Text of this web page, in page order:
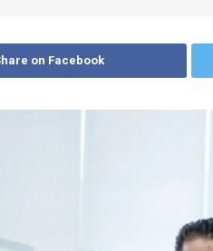
on Facebook